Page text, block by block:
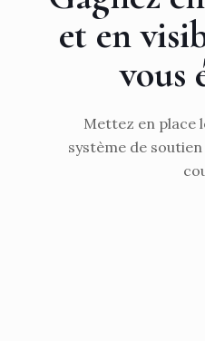
et en
vous
Mettez en place
système de